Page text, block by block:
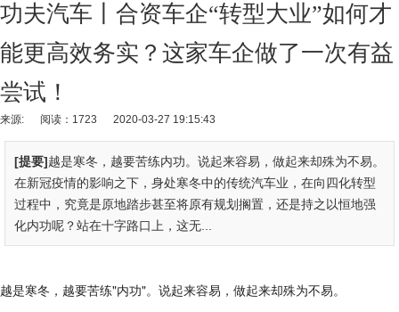
功夫汽车丨合资车企“转型大业”如何才
能更高效务实？这家车企做了一次有益
尝试！
来源: 阅读：1723 2020-03-27 19:15:43
[提要]越是寒冬，越要苦练内功。说起来容易，做起来却殊为不易。
在新冠疫情的影响之下，身处寒冬中的传统汽车业，在向四化转型
过程中，究竟是原地踏步甚至将原有规划搁置，还是持之以恒地强
化内功呢？站在十字路口上，这无...
越是寒冬，越要苦练"内功"。说起来容易，做起来却殊为不易。